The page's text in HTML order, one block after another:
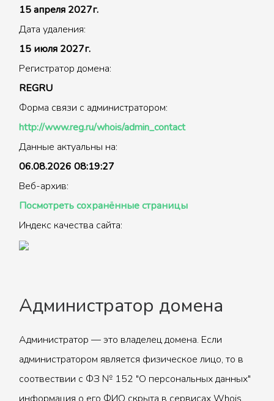
15 апреля 2027г.
Дата удаления:
15 июля 2027г.
Регистратор домена:
REGRU
Форма связи с администратором:
http://www.reg.ru/whois/admin_contact
Данные актуальны на:
06.08.2026 08:19:27
Веб-архив:
Посмотреть сохранённые страницы
Индекс качества сайта:
Администратор домена
Администратор — это владелец домена. Если
администратором является физическое лицо, то в
соотвествии с ФЗ № 152 "О персональных данных"